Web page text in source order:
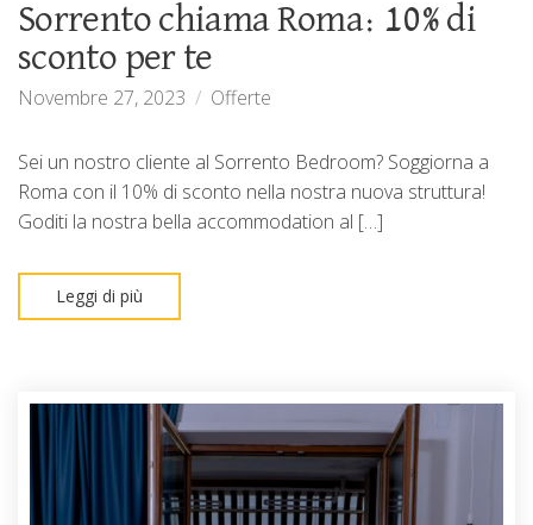
Sorrento chiama Roma: 10% di
sconto per te
Novembre 27, 2023 Offerte
Sei un nostro cliente al Sorrento Bedroom? Soggiorna a
Roma con il 10% di sconto nella nostra nuova struttura!
Goditi la nostra bella accommodation al […]
Leggi di più